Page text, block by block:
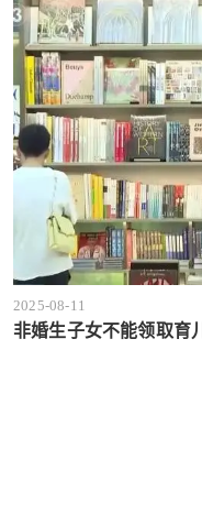
2025-08-11
非婚生子女不能领取育